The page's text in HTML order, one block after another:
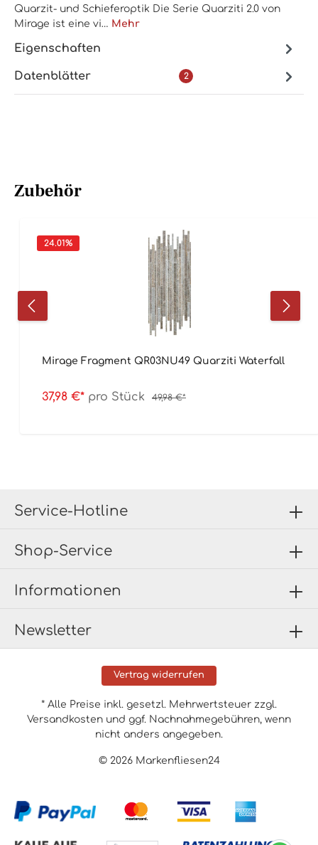
Quarzit- und Schieferoptik Die Serie Quarziti 2.0 von
Mirage ist eine vi… Mehr
Eigenschaften
Datenblätter 2
Zubehör
24.01%
Mirage Fragment QR03NU49 Quarziti Waterfall
37,98 €* pro Stück 49,98 €*
Newsletter
Service-Hotline
Shop-Service
Informationen
Vertrag widerrufen
© 2026 Markenfliesen24
* Alle Preise inkl. gesetzl. Mehrwertsteuer zzgl.
Versandkosten und ggf. Nachnahmegebühren, wenn
nicht anders angegeben.